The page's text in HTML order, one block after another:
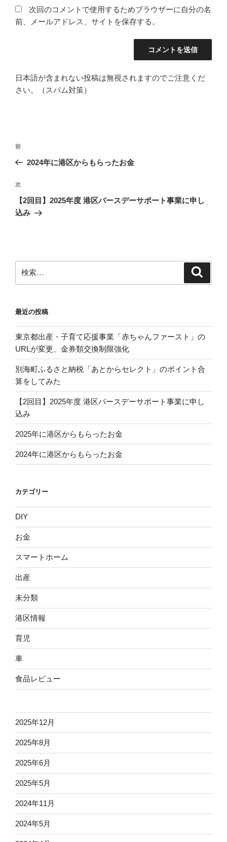
次回のコメントで使用するためブラウザーに自分の名
前、メールアドレス、サイトを保存する。
日本語が含まれない投稿は無視されますのでご注意くだ
さい。（スパム対策）
投
ビ
ゲ
ー
前
の
稿
前
2024年に港区からもらったお金
次
の
投
次
【2回目】2025年度 港区バースデーサポート事業に申し
込み
索:
最近の投稿
東京都出産・子育て応援事業「赤ちゃんファースト」の
URLが変更、金券類交換制限強化
別海町ふるさと納税「あとからセレクト」のポイント合
算をしてみた
【2回目】2025年度 港区バースデーサポート事業に申し
込み
2025年に港区からもらったお金
2024年に港区からもらったお金
カテゴリー
DIY
お金
スマートホーム
出産
未分類
港区情報
育児
車
食品レビュー
2025年12月
2025年8月
2025年6月
2025年5月
2024年11月
2024年5月